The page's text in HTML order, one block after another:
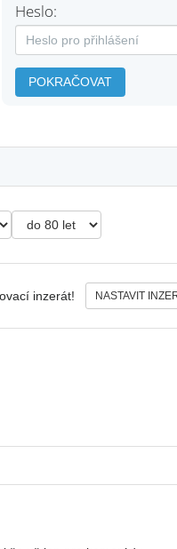
Heslo:
POKRAČOVAT
inzerát! NASTAVIT